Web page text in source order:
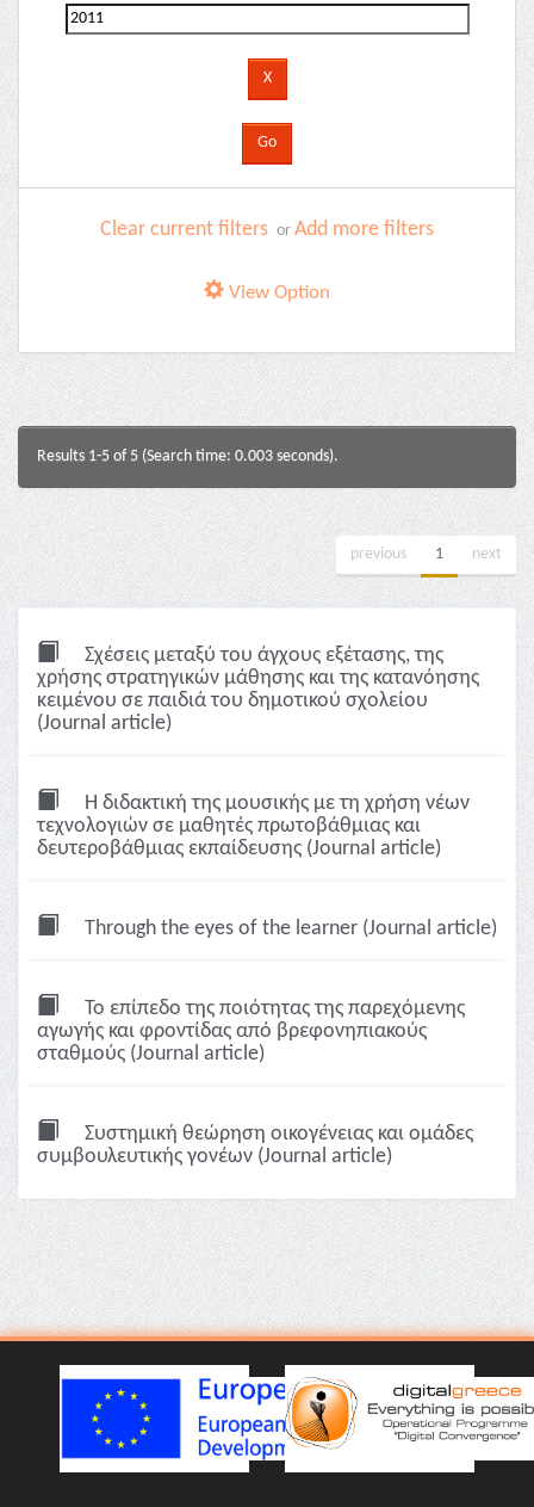
Clear current filters or Add more filters
View Option
Results 1-5 of 5 (Search time: 0.003 seconds).
previous 1 next
Σχέσεις μεταξύ του άγχους εξέτασης, της
χρήσης στρατηγικών μάθησης και της κατανόησης
κειμένου σε παιδιά του δημοτικού σχολείου
(Journal article)
Η διδακτική της μουσικής με τη χρήση νέων
τεχνολογιών σε μαθητές πρωτοβάθμιας και
δευτεροβάθμιας εκπαίδευσης (Journal article)
Through the eyes of the learner (Journal article)
Το επίπεδο της ποιότητας της παρεχόμενης
αγωγής και φροντίδας από βρεφονηπιακούς
σταθμούς (Journal article)
Συστημική θεώρηση οικογένειας και ομάδες
συμβουλευτικής γονέων (Journal article)